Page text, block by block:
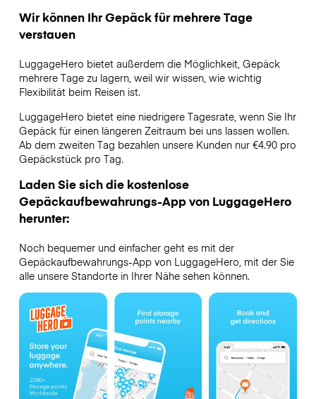
Wir können Ihr Gepäck für mehrere Tage
verstauen
LuggageHero bietet außerdem die Möglichkeit, Gepäck
mehrere Tage zu lagern, weil wir wissen, wie wichtig
Flexibilität beim Reisen ist.
LuggageHero bietet eine niedrigere Tagesrate, wenn Sie Ihr
Gepäck für einen längeren Zeitraum bei uns lassen wollen.
Ab dem zweiten Tag bezahlen unsere Kunden nur €4.90 pro
Gepäckstück pro Tag.
Laden Sie sich die kostenlose
Gepäckaufbewahrungs-App von LuggageHero
herunter:
Noch bequemer und einfacher geht es mit der
Gepäckaufbewahrungs-App von LuggageHero, mit der Sie
alle unsere Standorte in Ihrer Nähe sehen können.